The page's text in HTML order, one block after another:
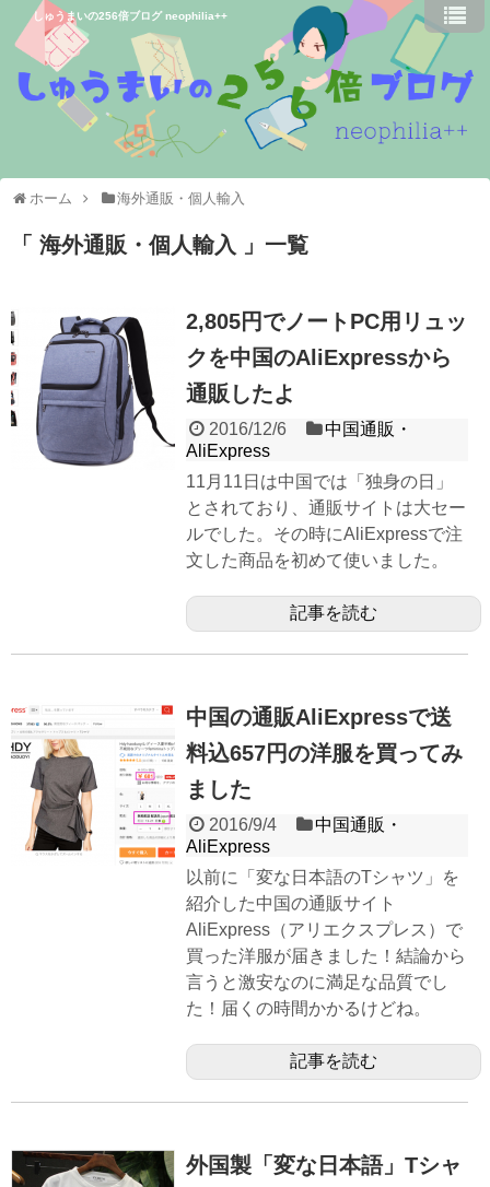
しゅうまいの256倍ブログ neophilia++
ホーム 海外通販・個人輸入
海外通販・個人輸入 一覧
2,805円でノートPC用リュッ
クを中国のAliExpressから
通販したよ
2016/12/6
中国通販・
AliExpress
11月11日は中国では「独身の日」
とされており、通販サイトは大セー
ルでした。その時にAliExpressで注
文した商品を初めて使いました。
記事を読む
中国の通販AliExpressで送
料込657円の洋服を買ってみ
ました
2016/9/4
中国通販・
AliExpress
以前に「変な日本語のTシャツ」を
紹介した中国の通販サイト
AliExpress（アリエクスプレス）で
買った洋服が届きました！結論から
言うと激安なのに満足な品質でし
た！届くの時間かかるけどね。
記事を読む
外国製「変な日本語」Tシャ